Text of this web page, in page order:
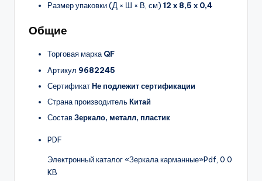
Размер упаковки (Д × Ш × В, см) 12 х 8,5 х 0,4
Общие
Торговая маркаQF
Артикул 9682245
СертификатНе подлежит сертификации
Страна производительКитай
СоставЗеркало, металл, пластик
PDF
Электронный каталог «Зеркала карманные»Pdf, 0.0
KB